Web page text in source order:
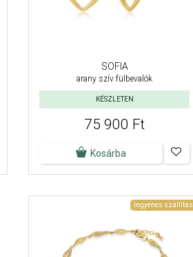
SOFIA
arany szív fülbevalók
KÉSZLETEN
75 900 Ft
Kosárba
Ingyenes szállítás